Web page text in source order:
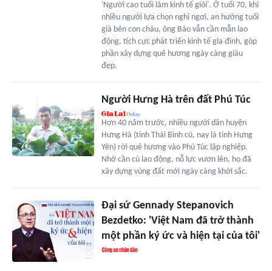
'Người cao tuổi làm kinh tế giỏi'. Ở tuổi 70, khi
nhiều người lựa chọn nghỉ ngơi, an hưởng tuổi
già bên con cháu, ông Bảo vẫn cần mẫn lao
động, tích cực phát triển kinh tế gia đình, góp
phần xây dựng quê hương ngày càng giàu
đẹp.
Người Hưng Hà trên đất Phú Túc
Hơn 40 năm trước, nhiều người dân huyện
Hưng Hà (tỉnh Thái Bình cũ, nay là tỉnh Hưng
Yên) rời quê hương vào Phú Túc lập nghiệp.
Nhờ cần cù lao động, nỗ lực vươn lên, họ đã
xây dựng vùng đất mới ngày càng khởi sắc.
Đại sứ Gennady Stepanovich
Bezdetko: 'Việt Nam đã trở thành
một phần ký ức và hiện tại của tôi'